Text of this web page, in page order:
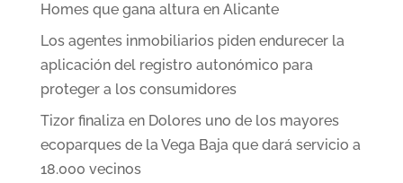
Homes que gana altura en Alicante
Los agentes inmobiliarios piden endurecer la
aplicación del registro autonómico para
proteger a los consumidores
Tizor finaliza en Dolores uno de los mayores
ecoparques de la Vega Baja que dará servicio a
18.000 vecinos